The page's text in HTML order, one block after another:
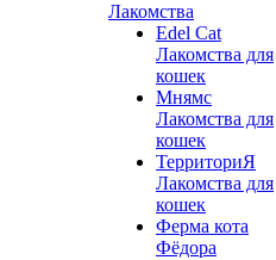
Лакомства
Edel Cat
Лакомства для
кошек
Мнямс
Лакомства для
кошек
ТерриториЯ
Лакомства для
кошек
Ферма кота
Фёдора